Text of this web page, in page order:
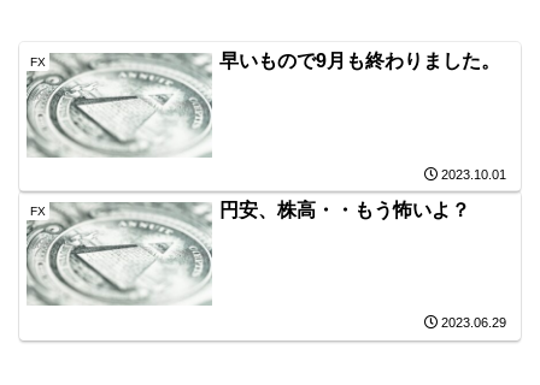
FX 早いもので9月も終わりました。
2023.10.01
FX 円安、株高・・もう怖いよ？
2023.06.29